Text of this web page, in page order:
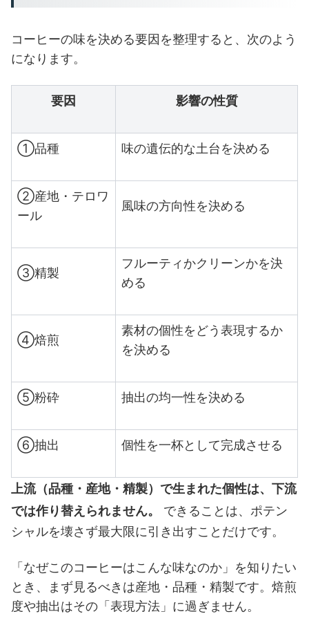
コーヒーの味を決める要因を整理すると、次のよう
になります。
要因 影響の性質
①品種 味の遺伝的な土台を決める
②産地・テロワ
ール
風味の方向性を決める
③精製
フルーティかクリーンかを決
める
④焙煎
素材の個性をどう表現するか
を決める
⑤粉砕 抽出の均一性を決める
⑥抽出 個性を一杯として完成させる
上流（品種・産地・精製）で生まれた個性は、下流
では作り替えられません。
できることは、ポテン
シャルを壊さず最大限に引き出すことだけです。
「なぜこのコーヒーはこんな味なのか」を知りたい
とき、まず見るべきは産地・品種・精製です。焙煎
度や抽出はその「表現方法」に過ぎません。